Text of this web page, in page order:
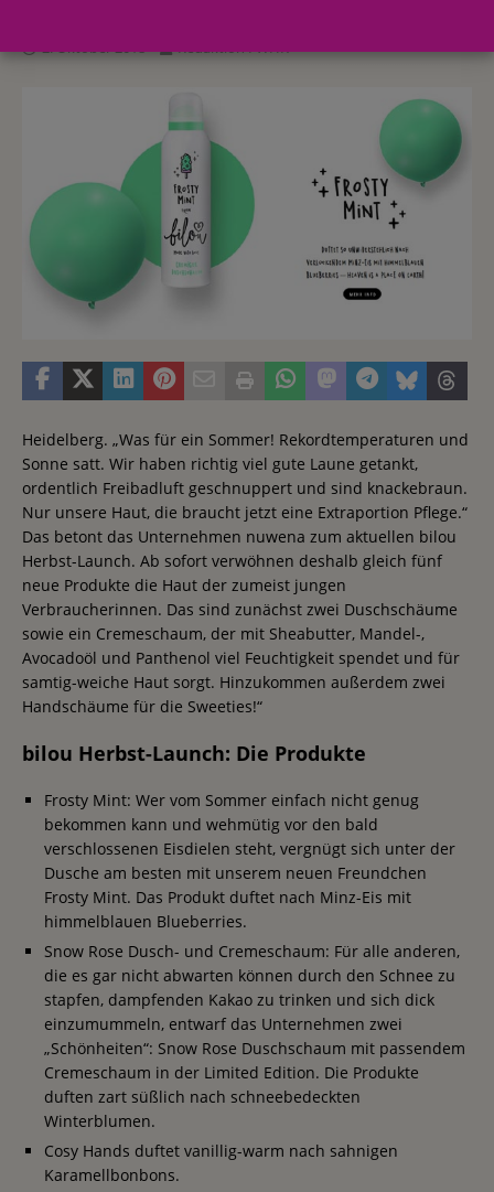
Heidelberg. „Was für ein Sommer! Rekordtemperaturen und
Sonne satt. Wir haben richtig viel gute Laune getankt,
ordentlich Freibadluft geschnuppert und sind knackebraun.
Nur unsere Haut, die braucht jetzt eine Extraportion Pflege.“
Das betont das Unternehmen nuwena zum aktuellen bilou
Herbst-Launch. Ab sofort verwöhnen deshalb gleich fünf
neue Produkte die Haut der zumeist jungen
Verbraucherinnen. Das sind zunächst zwei Duschschäume
sowie ein Cremeschaum, der mit Sheabutter, Mandel-,
Avocadoöl und Panthenol viel Feuchtigkeit spendet und für
samtig-weiche Haut sorgt. Hinzukommen außerdem zwei
Handschäume für die Sweeties!“
bilou Herbst-Launch: Die Produkte
Frosty Mint: Wer vom Sommer einfach nicht genug
bekommen kann und wehmütig vor den bald
verschlossenen Eisdielen steht, vergnügt sich unter der
Dusche am besten mit unserem neuen Freundchen
Frosty Mint. Das Produkt duftet nach Minz-Eis mit
himmelblauen Blueberries.
Snow Rose Dusch- und Cremeschaum: Für alle anderen,
die es gar nicht abwarten können durch den Schnee zu
stapfen, dampfenden Kakao zu trinken und sich dick
einzumummeln, entwarf das Unternehmen zwei
„Schönheiten“: Snow Rose Duschschaum mit passendem
Cremeschaum in der Limited Edition. Die Produkte
duften zart süßlich nach schneebedeckten
Winterblumen.
Cosy Hands duftet vanillig-warm nach sahnigen
Karamellbonbons.